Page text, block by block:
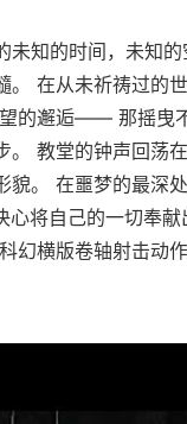
未知的时间，未知
。 在从未祈祷过的
的邂逅—— 那摇曳
。 教堂的钟声回荡
貌。 在噩梦的最深
将自己的一切奉
幻横版卷轴射击动